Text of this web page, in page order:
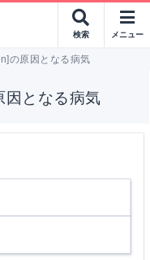
検索 メニュー
の原因となる病気
となる病気